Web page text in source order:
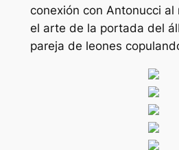
conexión con Antonucci al
el arte de la portada del
pareja de leones